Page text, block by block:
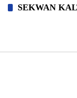
SEKWAN